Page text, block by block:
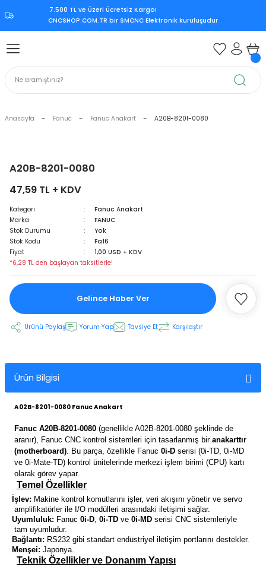
7.500 TL ve Üzeri Ücretsiz Kargo!‎
CNCSHOP.COM.TR ‎bir SMCNC Elektronik kuruluşudur
Geri Dön
Ünitesi
Yuvası
Kablo
Geri Dön
Ünitesi
Mitsubishi CNC Kontrol
Mori Seiki CNC Kontrol Ünitesi
Sürücü
Supply
Kablo
Kablo
Membranı
PLG Encoder
Geri Dön
Geri Dön
Anasayfa Fanuc Fanuc Anakart A20B-8201-0080
A20B-8201-0080
47,59 TL + KDV
Kategori
Fanuc Anakart
Marka
FANUC
Stok Durumu
Yok
Stok Kodu
Fa16
Fiyat
1,00 USD + KDV
*6,28 TL den başlayan taksitlerle!
Gelince Haber Ver
Ürünü Paylaş Yorum Yap Tavsiye Et Karşılaştır
Ürün Bilgisi
A02B-8201-0080 Fanuc Anakart
Fanuc A20B-8201-0080 (genellikle A02B-8201-0080 şeklinde de
aranır), Fanuc CNC kontrol sistemleri için tasarlanmış bir anakarttır
(motherboard). Bu parça, özellikle Fanuc 0i-D serisi (0i-TD, 0i-MD
ve 0i-Mate-TD) kontrol ünitelerinde merkezi işlem birimi (CPU) kartı
olarak görev yapar.
Temel Özellikler
İşlev: Makine kontrol komutlarını işler, veri akışını yönetir ve servo
amplifikatörler ile I/O modülleri arasındaki iletişimi sağlar.
Uyumluluk: Fanuc 0i-D, 0i-TD ve 0i-MD serisi CNC sistemleriyle
tam uyumludur.
Bağlantı: RS232 gibi standart endüstriyel iletişim portlarını destekler.
Menşei: Japonya.
Teknik Özellikler ve Donanım Yapısı